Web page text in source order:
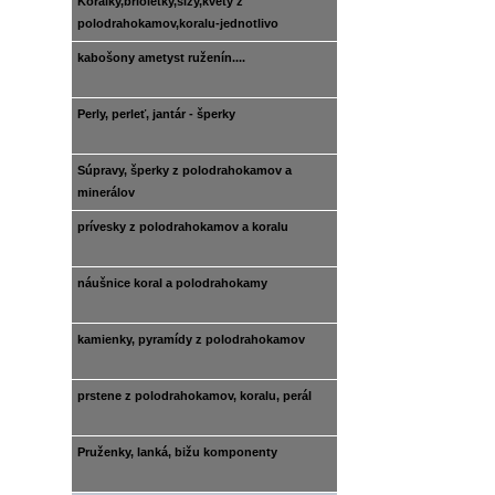
polodrahokamov,koralu-jednotlivo
kabošony ametyst ruženín....
Perly, perleť, jantár - šperky
Súpravy, šperky z polodrahokamov a
minerálov
prívesky z polodrahokamov a koralu
náušnice koral a polodrahokamy
kamienky, pyramídy z polodrahokamov
prstene z polodrahokamov, koralu, perál
Pruženky, lanká, bižu komponenty